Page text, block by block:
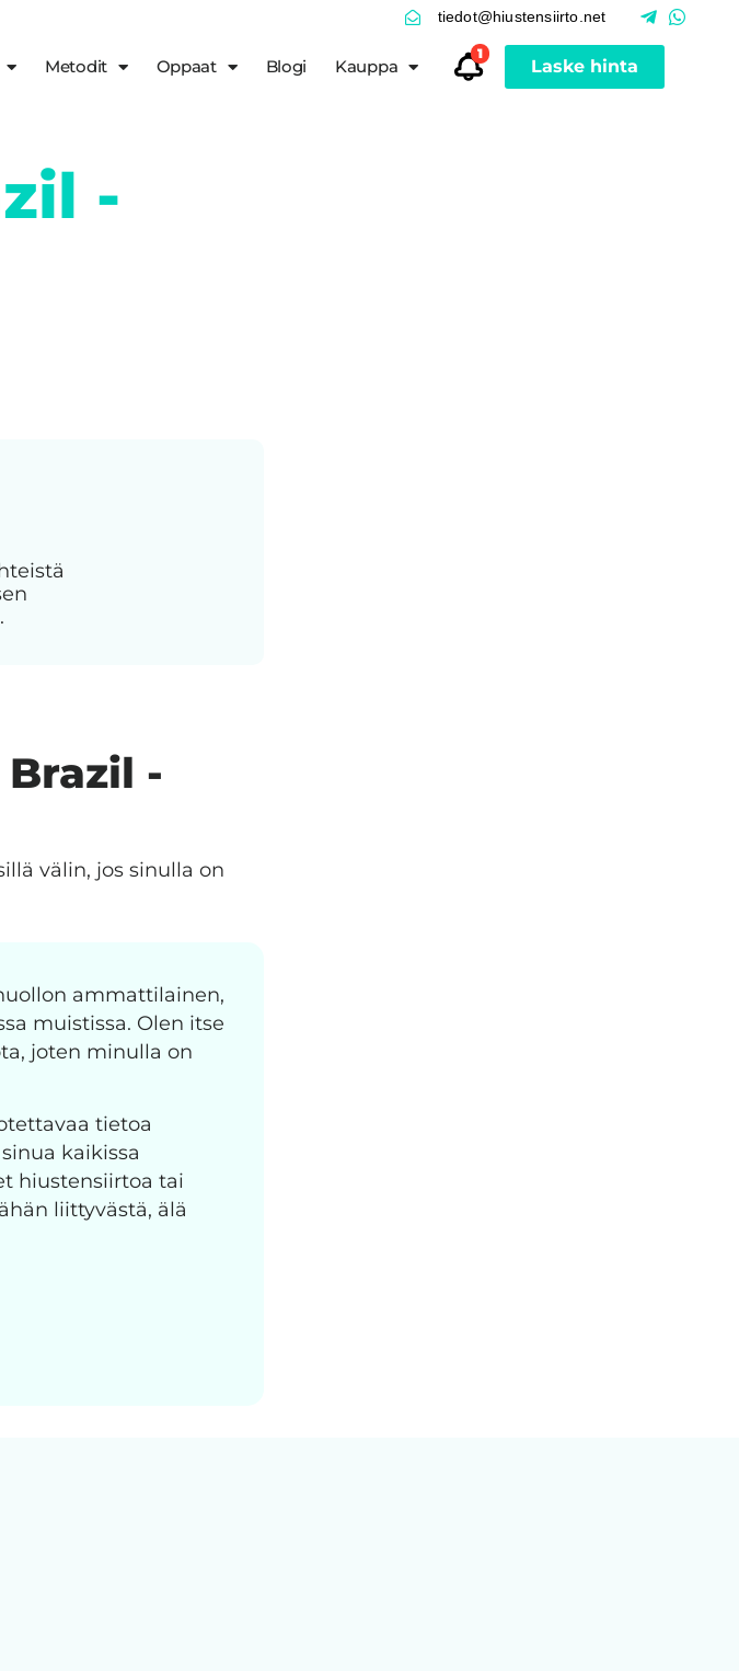
tiedot@hiustensiirto.net
Metodit Oppaat Blogi Kauppa
1
Laske hinta
-
-
välin, jos sinulla on
ammattilainen,
muistissa. Olen itse
joten minulla on
tietoa
kaikissa
hiustensiirtoa tai
liittyvästä, älä